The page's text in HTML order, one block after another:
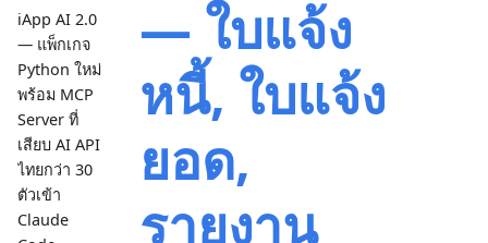
iApp AI 2.0
— แพ็กเกจ
Python ใหม่
พร้อม MCP
Server ที่
เสียบ AI API
ไทยกว่า 30
ตัวเข้า
Claude
— ใบแจ้ง
หนี้, ใบแจ้ง
ยอด,
รายงาน